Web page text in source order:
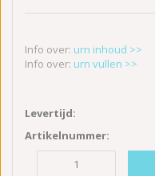
Info over: urn inhoud >>
Info over: urn vullen >>
Levertijd:
Artikelnummer: